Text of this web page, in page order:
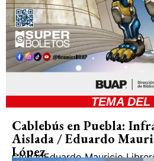
TEMA DEL
Cablebús en Puebla:
Aislada / Eduardo
López
CiudadEduardo Mauricio